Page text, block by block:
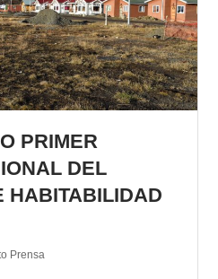
PRIMER
DEL
HABITABILIDAD
Prensa